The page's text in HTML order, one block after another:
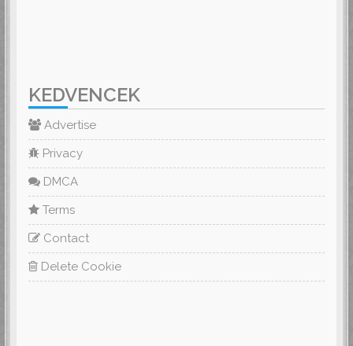
KEDVENCEK
Advertise
Privacy
DMCA
Terms
Contact
Delete Cookie